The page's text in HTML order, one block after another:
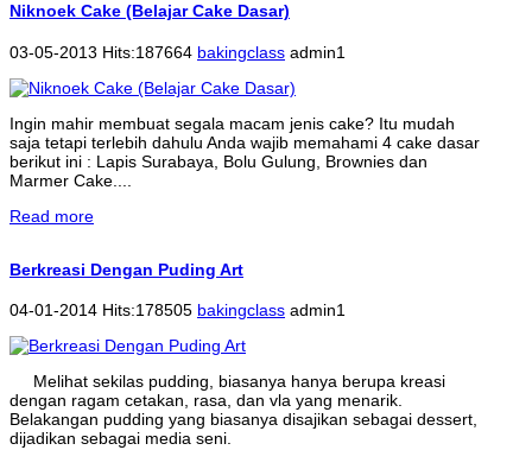
Niknoek Cake (Belajar Cake Dasar)
03-05-2013 Hits:187664 bakingclass admin1
Ingin mahir membuat segala macam jenis cake? Itu mudah
saja tetapi terlebih dahulu Anda wajib memahami 4 cake dasar
berikut ini : Lapis Surabaya, Bolu Gulung, Brownies dan
Marmer Cake....
Read more
Berkreasi Dengan Puding Art
04-01-2014 Hits:178505 bakingclass admin1
Melihat sekilas pudding, biasanya hanya berupa kreasi
dengan ragam cetakan, rasa, dan vla yang menarik.
Belakangan pudding yang biasanya disajikan sebagai dessert,
dijadikan sebagai media seni.